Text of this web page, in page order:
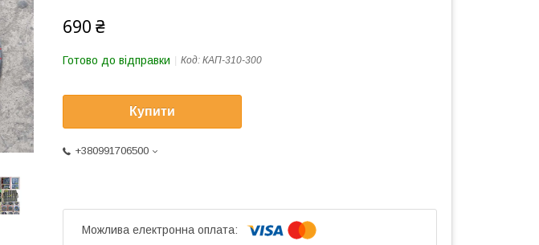
690 ₴
Готово до відправки Код: КАП-310-300
Купити
+380991706500